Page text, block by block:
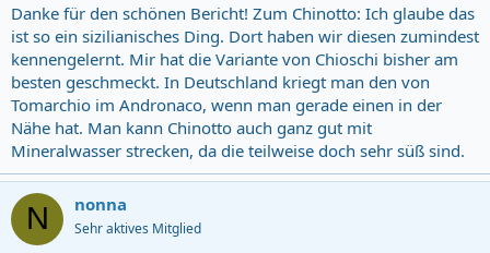
Danke für den schönen Bericht! Zum Chinotto: Ich glaube das
ist so ein sizilianisches Ding. Dort haben wir diesen zumindest
kennengelernt. Mir hat die Variante von Chioschi bisher am
besten geschmeckt. In Deutschland kriegt man den von
Tomarchio im Andronaco, wenn man gerade einen in der
Nähe hat. Man kann Chinotto auch ganz gut mit
Mineralwasser strecken, da die teilweise doch sehr süß sind.
N nonna
Sehr aktives Mitglied